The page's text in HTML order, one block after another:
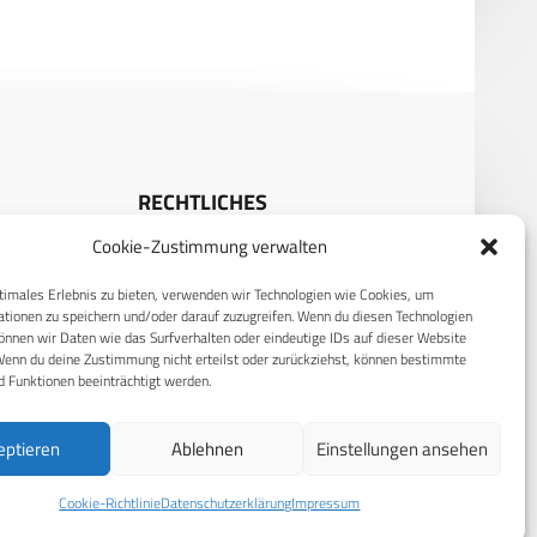
Cookie-Zustimmung verwalten
Erlebnis zu bieten, verwenden wir Technologien wie Cookies, um
zu speichern und/oder darauf zuzugreifen. Wenn du diesen Technologien
wir Daten wie das Surfverhalten oder eindeutige IDs auf dieser Website
du deine Zustimmung nicht erteilst oder zurückziehst, können bestimmte
Funktionen beeinträchtigt werden.
Ablehnen Einstellungen ansehen
Cookie-RichtlinieDatenschutzerklärungImpressum
RECHTLICHES
Datenschutzerklärung
Cookie-Richtlinie (EU)
AGB
Compliance